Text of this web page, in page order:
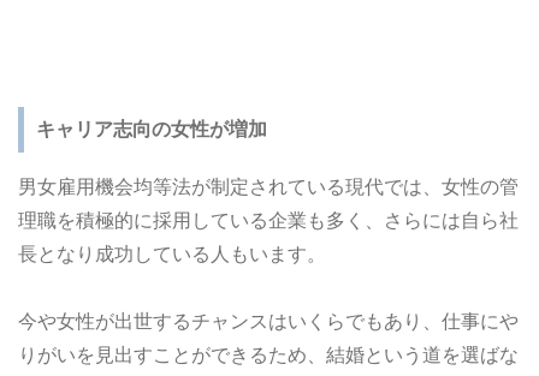
キャリア志向の女性が増加
男女雇用機会均等法が制定されている現代では、女性の管
理職を積極的に採用している企業も多く、さらには自ら社
長となり成功している人もいます。
今や女性が出世するチャンスはいくらでもあり、仕事にや
りがいを見出すことができるため、結婚という道を選ばな